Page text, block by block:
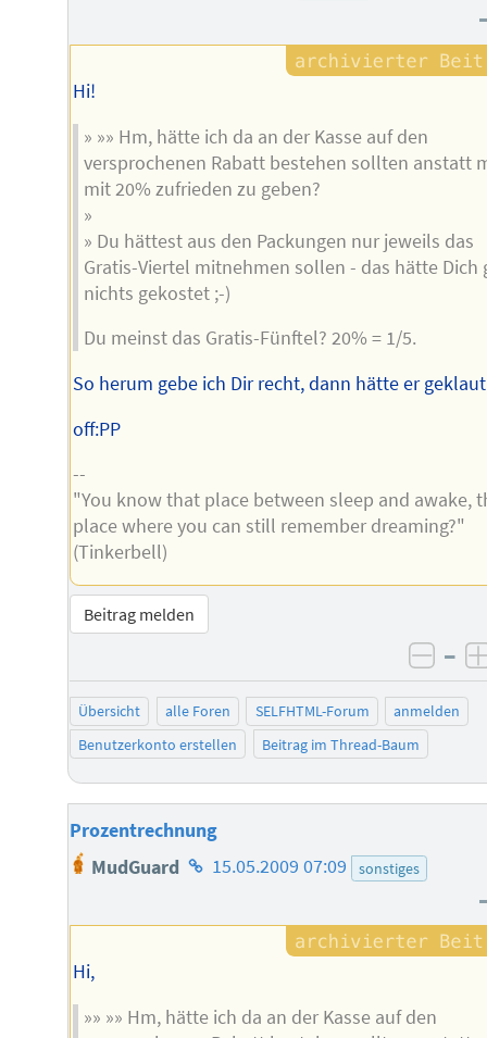
Hi!
» »» Hm, hätte ich da an der Kasse auf den
versprochenen Rabatt bestehen sollten anstatt
mit 20% zufrieden zu geben?
»
» Du hättest aus den Packungen nur jeweils das
Gratis-Viertel mitnehmen sollen - das hätte Dich
nichts gekostet ;-)
Du meinst das Gratis-Fünftel? 20% = 1/5.
So herum gebe ich Dir recht, dann hätte er
off:PP
--
"You know that place between sleep and awake,
place where you can still remember dreaming?"
(Tinkerbell)
Beitrag melden
–
Übersicht alle Foren SELFHTML-Forum
anmelden
Benutzerkonto erstellen
Beitrag im Thread-Baum
Prozentrechnung
MudGuard Homepage
Autors
15.05.2009 07:09 sonstiges
Hi,
»» »» Hm, hätte ich da an der Kasse auf den